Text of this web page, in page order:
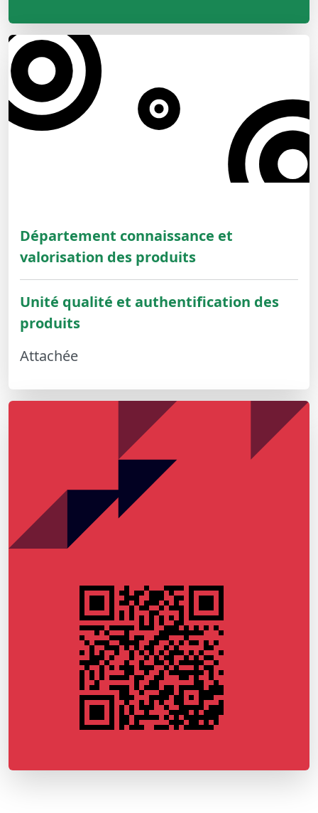
Département connaissance et
valorisation des produits
Unité qualité et authentification des
produits
Attachée